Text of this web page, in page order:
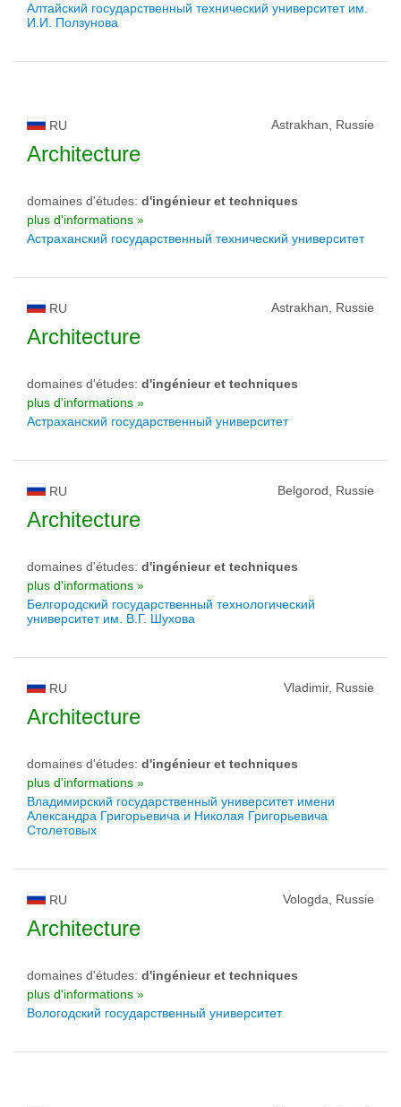
Алтайский государственный технический университет им.
И.И. Ползунова
RU Astrakhan, Russie
Architecture
domaines d'études: d'ingénieur et techniques
plus d'informations »
Астраханский государственный технический университет
RU Astrakhan, Russie
Architecture
domaines d'études: d'ingénieur et techniques
plus d'informations »
Астраханский государственный университет
RU Belgorod, Russie
Architecture
domaines d'études: d'ingénieur et techniques
plus d'informations »
Белгородский государственный технологический
университет им. В.Г. Шухова
RU Vladimir, Russie
Architecture
domaines d'études: d'ingénieur et techniques
plus d'informations »
Владимирский государственный университет имени
Александра Григорьевича и Николая Григорьевича
Столетовых
RU Vologda, Russie
Architecture
domaines d'études: d'ingénieur et techniques
plus d'informations »
Вологодский государственный университет